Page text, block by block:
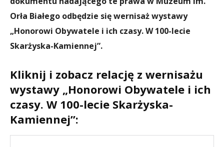
Orła Białego odbędzie się wernisaż wystawy
„Honorowi Obywatele i ich czasy. W 100-lecie
Skarżyska-Kamiennej”.
Kliknij i zobacz relację z wernisażu
wystawy „Honorowi Obywatele i ich
czasy. W 100-lecie Skarżyska-
Kamiennej”: